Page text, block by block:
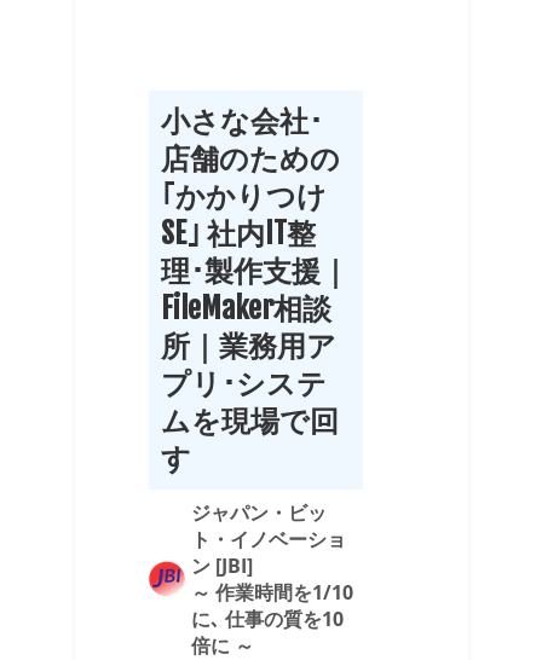
小さな会社･
店舗のための
｢かかりつけ
SE｣ 社内IT整
理･製作支援｜
FileMaker相談
所｜業務用ア
プリ･システ
ムを現場で回
す
ジャパン・ビッ
ト・イノベーショ
ン [JBI]
～ 作業時間を1/10
に､ 仕事の質を10
倍に ～